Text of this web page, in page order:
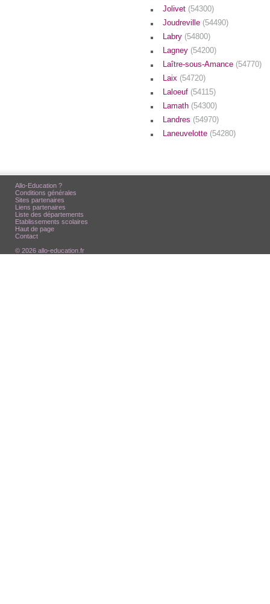
Jolivet (54300)
Joudreville (54490)
Labry (54800)
Lagney (54200)
Laître-sous-Amance (54770)
Laix (54720)
Laloeuf (54115)
Lamath (54300)
Landres (54970)
Laneuvelotte (54280)
Allo-Education ?
Conditions générales
Sites partenaires
Liens partenaires
Liste des départements
Etablissements scolaires
Haut de page
Contact
© 2026 allo-education.fr